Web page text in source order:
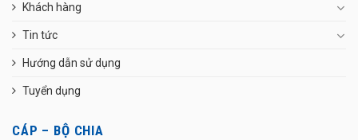
Khách hàng
Tin tức
Hướng dẫn sử dụng
Tuyển dụng
CÁP – BỘ CHIA